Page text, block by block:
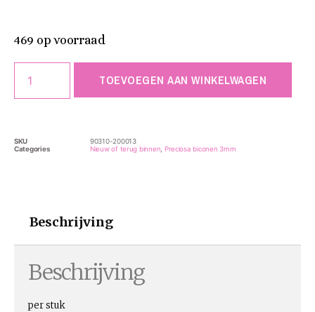
469 op voorraad
TOEVOEGEN AAN WINKELWAGEN
SKU
90310-200013
Categories
Nieuw of terug binnen Preciosa biconen 3mm
Beschrijving
Beschrijving
per stuk